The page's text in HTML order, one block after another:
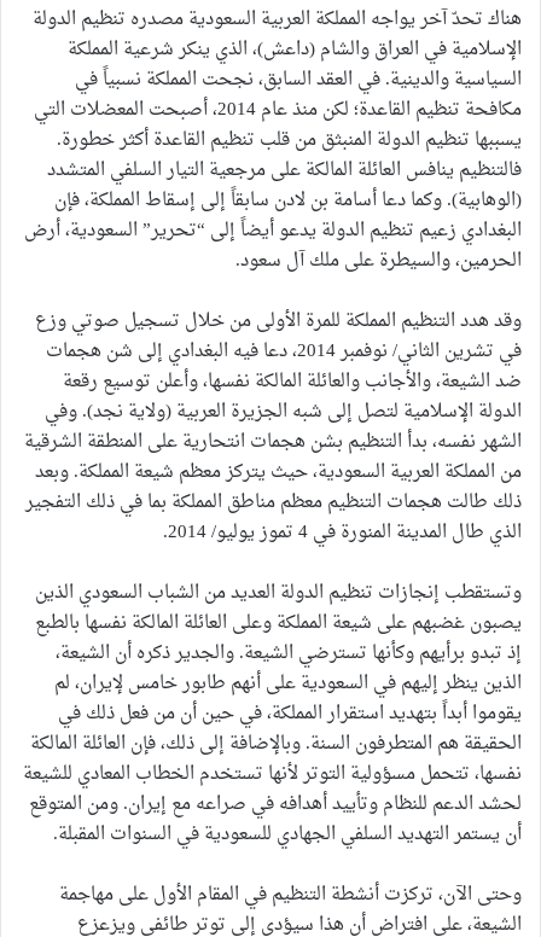
هناك تحدّ آخر يواجه المملكة العربية السعودية مصدره تنظيم الدولة
الإسلامية في العراق والشام (داعش)، الذي ينكر شرعية المملكة
السياسية والدينية. في العقد السابق، نجحت المملكة نسبياً في
مكافحة تنظيم القاعدة؛ لكن منذ عام 2014، أصبحت المعضلات التي
يسببها تنظيم الدولة المنبثق من قلب تنظيم القاعدة أكثر خطورة.
فالتنظيم ينافس العائلة المالكة على مرجعية التيار السلفي المتشدد
(الوهابية). وكما دعا أسامة بن لادن سابقاً إلى إسقاط المملكة، فإن
البغدادي زعيم تنظيم الدولة يدعو أيضاً إلى “تحرير” السعودية، أرض
الحرمين، والسيطرة على ملك آل سعود.
وقد هدد التنظيم المملكة للمرة الأولى من خلال تسجيل صوتي وزع
في تشرين الثاني/ نوفمبر 2014، دعا فيه البغدادي إلى شن هجمات
ضد الشيعة، والأجانب والعائلة المالكة نفسها، وأعلن توسيع رقعة
الدولة الإسلامية لتصل إلى شبه الجزيرة العربية (ولاية نجد). وفي
الشهر نفسه، بدأ التنظيم بشن هجمات انتحارية على المنطقة الشرقية
من المملكة العربية السعودية، حيث يتركز معظم شيعة المملكة. وبعد
ذلك طالت هجمات التنظيم معظم مناطق المملكة بما في ذلك التفجير
الذي طال المدينة المنورة في 4 تموز يوليو/ 2014.
وتستقطب إنجازات تنظيم الدولة العديد من الشباب السعودي الذين
يصبون غضبهم على شيعة المملكة وعلى العائلة المالكة نفسها بالطبع
إذ تبدو برأيهم وكأنها تسترضي الشيعة. والجدير ذكره أن الشيعة،
الذين ينظر إليهم في السعودية على أنهم طابور خامس لإيران، لم
يقوموا أبداً بتهديد استقرار المملكة، في حين أن من فعل ذلك في
الحقيقة هم المتطرفون السنة. وبالإضافة إلى ذلك، فإن العائلة المالكة
نفسها، تتحمل مسؤولية التوتر لأنها تستخدم الخطاب المعادي للشيعة
لحشد الدعم للنظام وتأييد أهدافه في صراعه مع إيران. ومن المتوقع
أن يستمر التهديد السلفي الجهادي للسعودية في السنوات المقبلة.
وحتى الآن، تركزت أنشطة التنظيم في المقام الأول على مهاجمة
الشيعة، على افتراض أن هذا سيؤدي إلى توتر طائفي ويزعزع